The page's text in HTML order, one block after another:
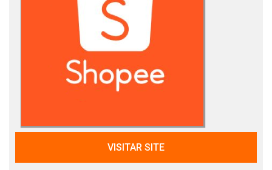
VISITAR SITE